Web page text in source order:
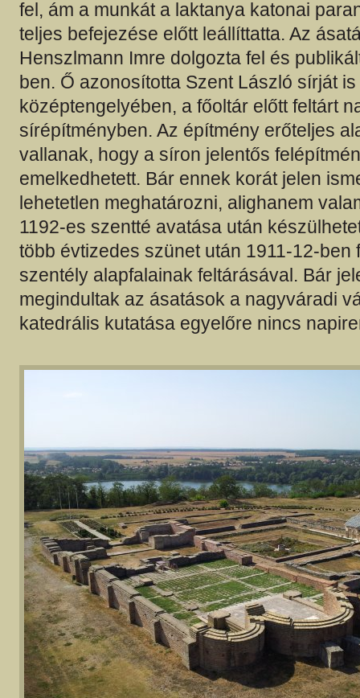
fel, ám a munkát a laktanya katonai
teljes befejezése előtt leállíttatta. Az
Henszlmann Imre dolgozta fel és
ben. Ő azonosította Szent László sírját
középtengelyében, a főoltár előtt feltárt
sírépítményben. Az építmény erőteljes
vallanak, hogy a síron jelentős
emelkedhetett. Bár ennek korát jelen
lehetetlen meghatározni, alighanem
1192-es szentté avatása után
több évtizedes szünet után 1911-12-ben
szentély alapfalainak feltárásával. Bár
megindultak az ásatások a nagyváradi
katedrális kutatása egyelőre nincs